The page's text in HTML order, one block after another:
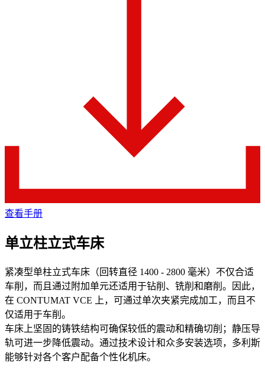
查看手册
单立柱立式车床
紧凑型单柱立式车床（回转直径 1400 - 2800 毫米）不仅合适
车削，而且通过附加单元还适用于钻削、铣削和磨削。因此，
在 CONTUMAT VCE 上，可通过单次夹紧完成加工，而且不
仅适用于车削。
车床上坚固的铸铁结构可确保较低的震动和精确切削；静压导
轨可进一步降低震动。通过技术设计和众多安装选项，多利斯
能够针对各个客户配备个性化机床。